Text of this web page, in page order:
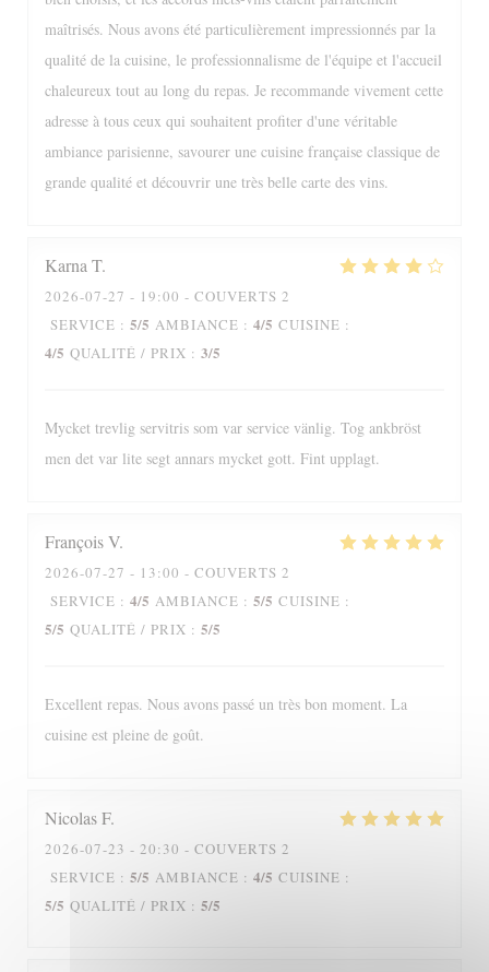
maîtrisés. Nous avons été particulièrement impressionnés par la
qualité de la cuisine, le professionnalisme de l'équipe et l'accueil
chaleureux tout au long du repas. Je recommande vivement cette
adresse à tous ceux qui souhaitent profiter d'une véritable
ambiance parisienne, savourer une cuisine française classique de
grande qualité et découvrir une très belle carte des vins.
Karna T
2026-07-27 - 19:00 - COUVERTS 2
SERVICE : 5/5 AMBIANCE : 4/5 CUISINE :
4/5 QUALITÉ / PRIX : 3/5
Mycket trevlig servitris som var service vänlig. Tog ankbröst
men det var lite segt annars mycket gott. Fint upplagt.
FrançoisV
2026-07-27 - 13:00 - COUVERTS 2
SERVICE : 4/5 AMBIANCE : 5/5 CUISINE :
5/5 QUALITÉ / PRIX : 5/5
Excellent repas. Nous avons passé un très bon moment. La
cuisine est pleine de goût.
NicolasF
2026-07-23 - 20:30 - COUVERTS 2
SERVICE : 5/5 AMBIANCE : 4/5 CUISINE :
5/5 QUALITÉ / PRIX : 5/5